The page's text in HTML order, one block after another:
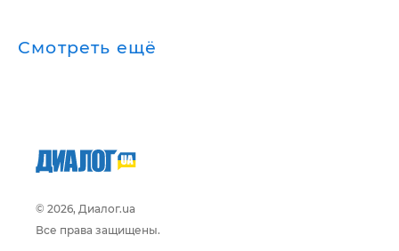
Смотреть ещё
© 2026, Диалог.ua
Все права защищены.